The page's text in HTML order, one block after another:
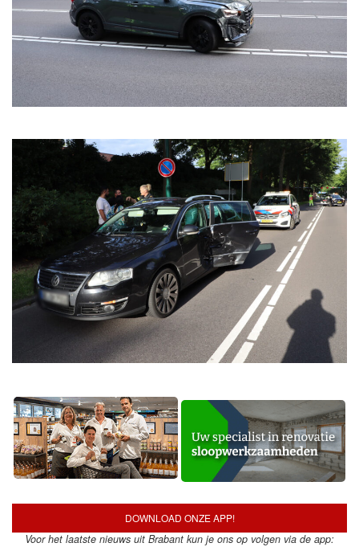
DOWNLOAD ONZE APP!
Voor het laatste nieuws uit Brabant kun je ons op volgen via de app: